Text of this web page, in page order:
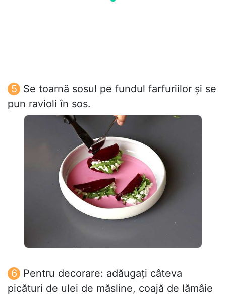
Se toarnă sosul pe fundul farfuriilor și se
pun ravioli în sos.
Pentru decorare: adăugați câteva
picături de ulei de măsline, coajă de lămâie